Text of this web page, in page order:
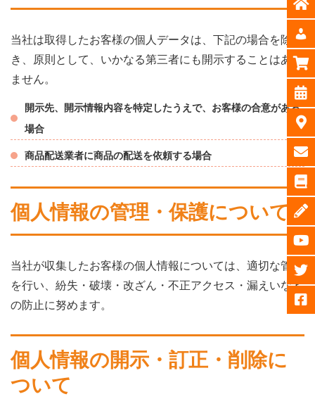
当社は取得したお客様の個人データは、下記の場合を除
き、原則として、いかなる第三者にも開示することはあり
ません。
開示先、開示情報内容を特定したうえで、お客様の合意がある
場合
商品配送業者に商品の配送を依頼する場合
個人情報の管理・保護について
当社が収集したお客様の個人情報については、適切な管理
を行い、紛失・破壊・改ざん・不正アクセス・漏えいなど
の防止に努めます。
個人情報の開示・訂正・削除に
ついて